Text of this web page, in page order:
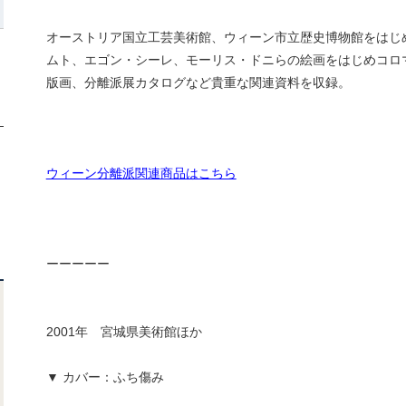
オーストリア国立工芸美術館、ウィーン市立歴史博物館をは
ムト、エゴン・シーレ、モーリス・ドニらの絵画をはじめコ
版画、分離派展カタログなど貴重な関連資料を収録。
ウィーン分離派関連商品はこちら
ーーーーー
2001年 宮城県美術館ほか
▼ カバー：ふち傷み